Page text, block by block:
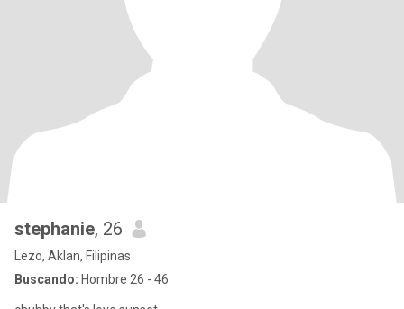
stephanie, 26
Lezo, Aklan, Filipinas
Buscando: Hombre 26 - 46